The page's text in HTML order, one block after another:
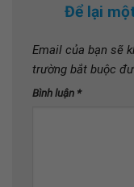
Để lại
Email của bạn sẽ
trường bắt buộc
Bình luận *